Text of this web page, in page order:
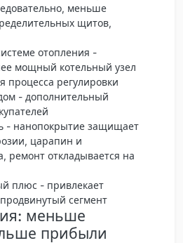
меньше
щитов,
отопления -
мощный котельный узел
процесса регулировки
- дополнительный
- нанопокрытие защищает
царапин и
ремонт откладывается на
плюс - привлекает
сегмент
меньше
прибыли